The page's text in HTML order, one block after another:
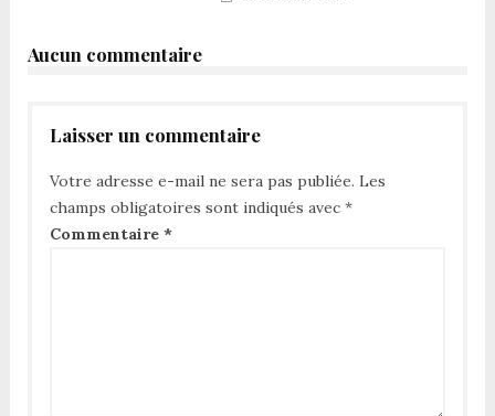
Aucun commentaire
Laisser un commentaire
Votre adresse e-mail ne sera pas publiée. Les
champs obligatoires sont indiqués avec *
Commentaire *